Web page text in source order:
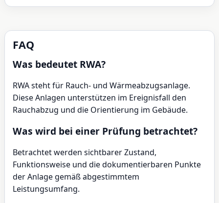
FAQ
Was bedeutet RWA?
RWA steht für Rauch- und Wärmeabzugsanlage.
Diese Anlagen unterstützen im Ereignisfall den
Rauchabzug und die Orientierung im Gebäude.
Was wird bei einer Prüfung betrachtet?
Betrachtet werden sichtbarer Zustand,
Funktionsweise und die dokumentierbaren Punkte
der Anlage gemäß abgestimmtem
Leistungsumfang.